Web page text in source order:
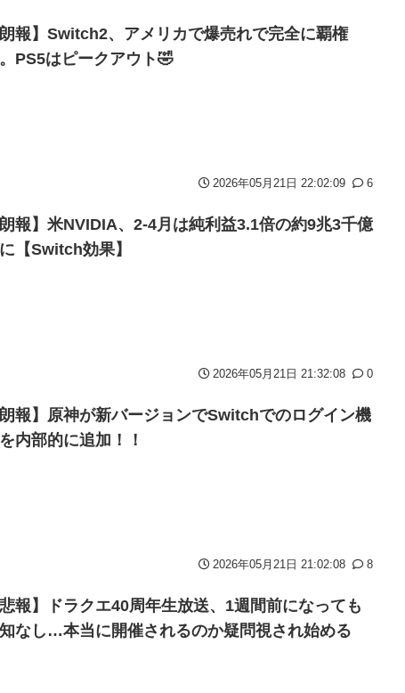
組が最新SNSの数十年先を行っていたと話題に
ット！
万再生ｗｗｗｗｗｗ
グをパンパンにして無会計で退店！Gメンに確保され「なんで？」
る。
みがエグすぎる
創刻のファイアホイール」+埋めネタ「ファイアホイールTCG・そ
『もう何でも作れそうやな』
た？」 第29話
鮮でたまらん」の声【画像】
った後ももやもやしてる
スタフォロワー初動が大して伸びないと思ってませんでした？
炎上 もう何回目だよ…
は運転すんな！法律を改正しろ！！」
ぶり開幕白星！田中雄大は古巣に恩返しPK弾
朗報】Switch2、アメリカで爆売れで完全に覇権
PS5はピークアウト🤣
2026年05月21日 22:02:09 6
朗報】米NVIDIA、2-4月は純利益3.1倍の約9兆3千億
【Switch効果】
2026年05月21日 21:32:08 0
朗報】原神が新バージョンでSwitchでのログイン機
内部的に追加！！
2026年05月21日 21:02:08 8
悲報】ドラクエ40周年生放送、1週間前になっても
なし…本当に開催されるのか疑問視され始める